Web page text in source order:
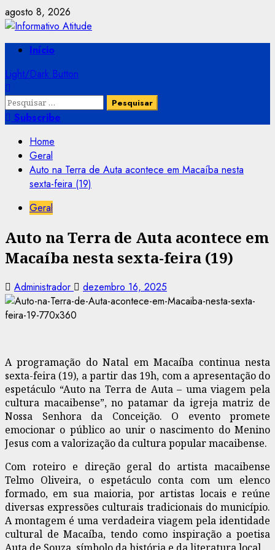
Skip
to
content
agosto 8, 2026
PrimaryInício
Light/Dark Button
Pesquisar
por:Subscribe
Home
Geral
Auto na Terra de Auta acontece em Macaíba nesta
sexta-feira (19)
Geral
Auto na Terra de Auta acontece em
Macaíba nesta sexta-feira (19)
Administrador dezembro 16, 2025
A programação do Natal em Macaíba continua nesta
sexta-feira (19), a partir das 19h, com a apresentação do
espetáculo “Auto na Terra de Auta – uma viagem pela
cultura macaibense”, no patamar da igreja matriz de
Nossa Senhora da Conceição. O evento promete
emocionar o público ao unir o nascimento do Menino
Jesus com a valorização da cultura popular macaibense.
Com roteiro e direção geral do artista macaibense
Telmo Oliveira, o espetáculo conta com um elenco
formado, em sua maioria, por artistas locais e reúne
diversas expressões culturais tradicionais do município.
A montagem é uma verdadeira viagem pela identidade
cultural de Macaíba, tendo como inspiração a poetisa